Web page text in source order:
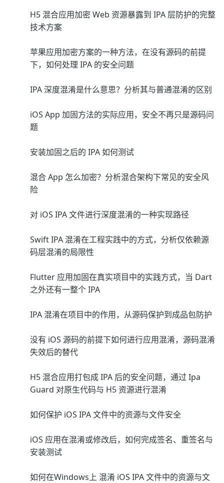
H5 混合应用加密 Web 资源暴露到 IPA 层防护的完整
技术方案
苹果应用加密方案的一种方法，在没有源码的前提
下，如何处理 IPA 的安全问题
IPA 深度混淆是什么意思？分析其与普通混淆的区别
iOS App 加固方法的实际应用，安全不再只是源码问
题
安装加固之后的 IPA 如何测试
混合 App 怎么加密？分析混合架构下常见的安全风
险
对 iOS IPA 文件进行深度混淆的一种实现路径
Swift IPA 混淆在工程实践中的方式，分析仅依赖源
码层混淆的局限性
Flutter 应用加固在真实项目中的实践方式，当 Dart
之外还有一整个 IPA
IPA 混淆在项目中的作用，从源码保护到成品包防护
没有 iOS 源码的前提下如何进行应用混淆，源码混淆
失效后的替代
H5 混合应用打包成 IPA 后的安全问题，通过 Ipa
Guard 对原生代码与 H5 资源进行混淆
如何保护 iOS IPA 文件中的资源与文件安全
iOS 应用在混淆或修改后，如何完成签名、重签名与
安装测试
如何在Windows上 混淆 iOS IPA 文件中的资源与文